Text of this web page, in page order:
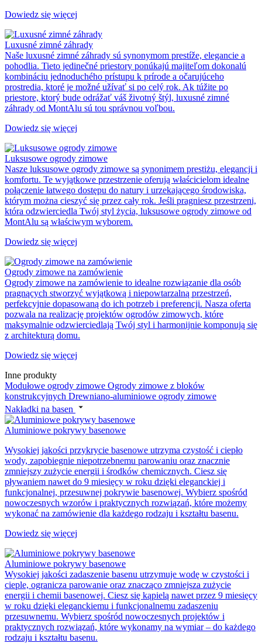
Dowiedz się więcej
Luxusné zimné záhrady
Naše luxusné zimné záhrady sú synonymom prestíže, elegancie a
pohodlia. Tieto jedinečné priestory ponúkajú majiteľom dokonalú
kombináciu jednoduchého prístupu k prírode a očarujúceho
prostredia, ktoré je možné užívať si po celý rok. Ak túžite po
priestore, ktorý bude odrážať váš životný štýl, luxusné zimné
záhrady od MontAlu sú tou správnou voľbou.
Dowiedz się więcej
Luksusowe ogrody zimowe
Nasze luksusowe ogrody zimowe są synonimem prestiżu, elegancji i
komfortu. Te wyjątkowe przestrzenie oferują właścicielom idealne
połączenie łatwego dostępu do natury i urzekającego środowiska,
którym można cieszyć się przez cały rok. Jeśli pragniesz przestrzeni,
która odzwierciedla Twój styl życia, luksusowe ogrody zimowe od
MontAlu są właściwym wyborem.
Dowiedz się więcej
Ogrody zimowe na zamówienie
Ogrody zimowe na zamówienie to idealne rozwiązanie dla osób
pragnących stworzyć wyjątkową i niepowtarzalną przestrzeń,
perfekcyjnie dopasowaną do ich potrzeb i preferencji. Nasza oferta
pozwala na realizację projektów ogrodów zimowych, które
maksymalnie odzwierciedlają Twój styl i harmonijnie komponują się
z architekturą domu.
Dowiedz się więcej
Inne produkty
Modułowe ogrody zimowe Ogrody zimowe z bloków
konstrukcyjnych Drewniano-aluminiowe ogrody zimowe
Nakładki na basen
Aluminiowe pokrywy basenowe
Wysokiej jakości przykrycie basenowe utrzyma czystość i ciepło
wody, zapobiegnie niepotrzebnemu parowaniu oraz znacznie
zmniejszy zużycie energii i środków chemicznych. Ciesz się
pływaniem nawet do 9 miesięcy w roku dzięki eleganckiej i
funkcjonalnej, przesuwnej pokrywie basenowej. Wybierz spośród
nowoczesnych wzorów i praktycznych rozwiązań, które możemy
wykonać na zamówienie dla każdego rodzaju i kształtu basenu.
Dowiedz się więcej
Aluminiowe pokrywy basenowe
Wysokiej jakości zadaszenie basenu utrzymuje wodę w czystości i
cieple, ogranicza parowanie oraz znacząco zmniejsza zużycie
energii i chemii basenowej. Ciesz się kąpielą nawet przez 9 miesięcy
w roku dzięki eleganckiemu i funkcjonalnemu zadaszeniu
przesuwnemu. Wybierz spośród nowoczesnych projektów i
praktycznych rozwiązań, które wykonamy na wymiar – do każdego
rodzaju i kształtu basenu.